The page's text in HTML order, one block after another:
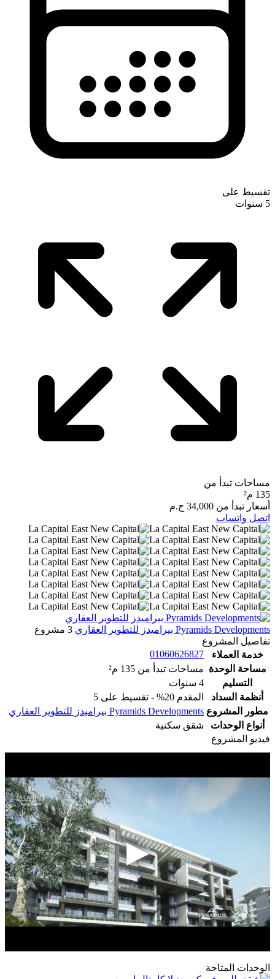
تقسيط على
5 سنوات
مساحات تبدأ من
135 م²
أسعار تبدأ من 34,000 ج.م
اتصل واتساب
Pyramids Developments بيراميدز للتطوير العقاري
3 مشروع
تفاصيل المشروع
خدمة العملاء
01060626827
مساحة الوحدة مساحات تبدأ من 135 م²
التسليم
4 سنوات
أنظمة السداد
المقدم 20% - تقسيط على 5
مطور المشروع Pyramids Developments بيراميدز للتطوير العقاري
أنواع الوحدات
شقق سكنية
فيديو المشروع
الوحدات المتاحة